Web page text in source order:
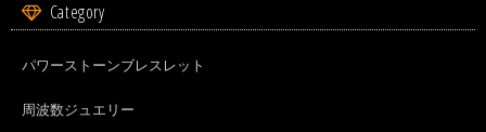
Category
パワーストーンブレスレット
周波数ジュエリー